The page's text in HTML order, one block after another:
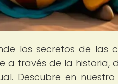
los secretos de las
a través de la historia,
Descubre en